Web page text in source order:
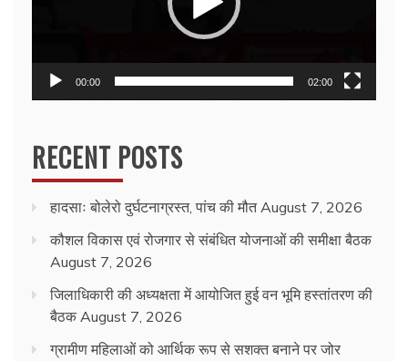
00:00 02:00
RECENT POSTS
हादसाः बोलेरो दुर्घटनाग्रस्त, पांच की मौत August 7, 2026
कौशल विकास एवं रोजगार से संबंधित योजनाओं की समीक्षा बैठक
August 7, 2026
जिलाधिकारी की अध्यक्षता में आयोजित हुई वन भूमि हस्तांतरण की
बैठक August 7, 2026
ग्रामीण महिलाओं को आर्थिक रूप से सशक्त बनाने पर जोर